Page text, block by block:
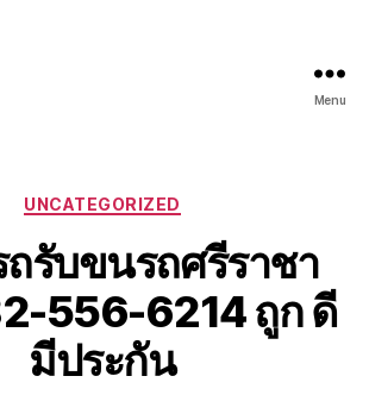
Menu
Categories
UNCATEGORIZED
รับขนรถศรีราชา
556-6214 ถูก ดี
มีประกัน